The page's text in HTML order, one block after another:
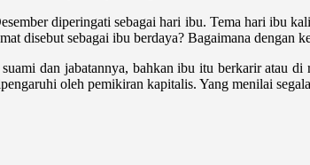
diperingati sebagai hari ibu. Tema hari ibu
disebut sebagai ibu berdaya? Bagaimana dengan
dan jabatannya, bahkan ibu itu berkarir atau
oleh pemikiran kapitalis. Yang menilai